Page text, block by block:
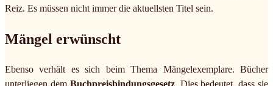
Reiz. Es müssen nicht immer die aktuellsten Titel sein.
Mängel erwünscht
Ebenso verhält es sich beim Thema Mängelexemplare. Bücher
unterliegen dem Buchpreisbindungsgesetz. Dies bedeutet, dass sie